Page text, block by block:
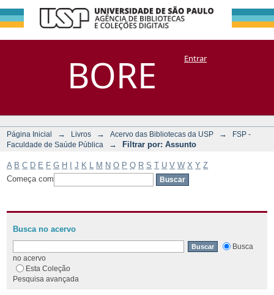
BORE
Filtrar por:
Assunto
DSpace/Manakin + CoriscoEntrar
Página Inicial → Livros → Acervo das Bibliotecas da USP →
FSP -
Faculdade de Saúde Pública
→ Filtrar por: Assunto
A B C D E F G H J K M N O P Q R S T U V W X Y Z
Começa com
Busca no acervo
Busca
no acervo
Esta Coleção
Pesquisa avançada